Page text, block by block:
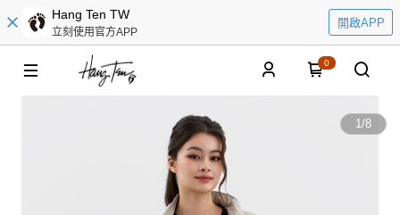
Hang Ten TW
立刻使用官方APP
開啟APP
0
1/8